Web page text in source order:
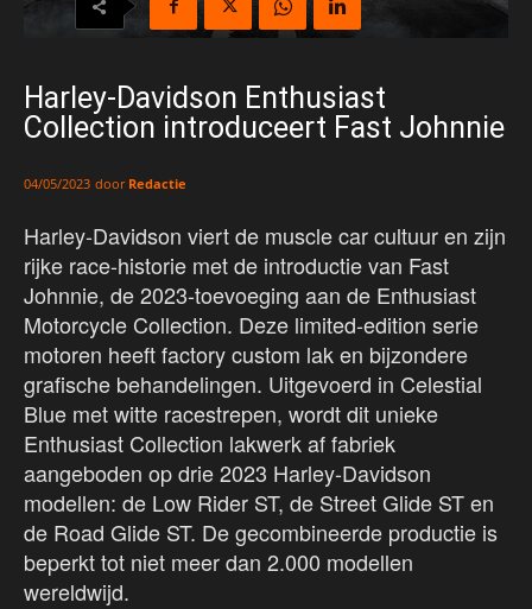
Harley-Davidson Enthusiast
Collection introduceert Fast Johnnie
04/05/2023 door Redactie
Harley-Davidson viert de muscle car cultuur en zijn
rijke race-historie met de introductie van Fast
Johnnie, de 2023-toevoeging aan de Enthusiast
Motorcycle Collection. Deze limited-edition serie
motoren heeft factory custom lak en bijzondere
grafische behandelingen. Uitgevoerd in Celestial
Blue met witte racestrepen, wordt dit unieke
Enthusiast Collection lakwerk af fabriek
aangeboden op drie 2023 Harley-Davidson
modellen: de Low Rider ST, de Street Glide ST en
de Road Glide ST. De gecombineerde productie is
beperkt tot niet meer dan 2.000 modellen
wereldwijd.